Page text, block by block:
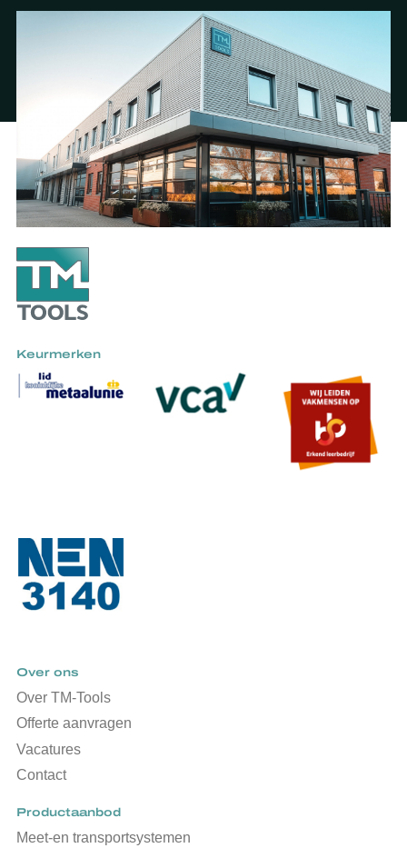
Keurmerken
Over ons
Over TM-Tools
Offerte aanvragen
Vacatures
Contact
Productaanbod
Meet-en transportsystemen